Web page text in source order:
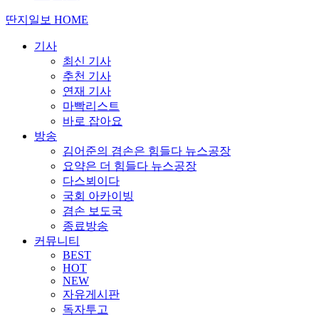
딴지일보 HOME
기사
최신 기사
추천 기사
연재 기사
마빡리스트
바로 잡아요
방송
김어준의 겸손은 힘들다 뉴스공장
요약은 더 힘들다 뉴스공장
다스뵈이다
국회 아카이빙
겸손 보도국
종료방송
커뮤니티
BEST
HOT
NEW
자유게시판
독자투고